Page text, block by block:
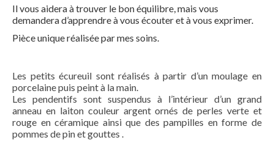
Coups de coeur
Du côté des créateurs
Contact
Il vous aidera à trouver le bon équilibre, mais vous
demandera d’apprendre à vous écouter et à vous exprimer.
Pièce unique réalisée par mes soins.
Les petits écureuil sont réalisés à partir d’un moulage en
porcelaine puis peint à la main.
Les pendentifs sont suspendus à l’intérieur d’un grand
anneau en laiton couleur argent ornés de perles verte et
rouge en céramique ainsi que des pampilles en forme de
pommes de pin et gouttes .